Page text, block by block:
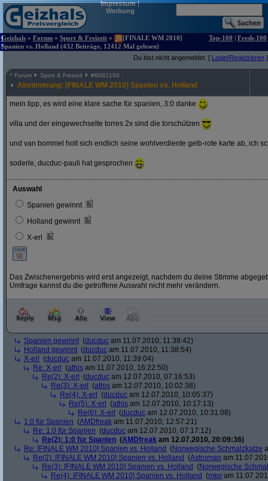
Impressum|
Werbung
Geizhals » Forum » Sport & Freizeit »
[FINALE WM 2010]
Spanien vs. Holland (432 Beiträge, 12412 Mal gelesen)
Top-100 | Fresh-100
Du bist nicht angemeldet. [ Login/Registrieren ]
^ Forum Sport & Freizeit #6082190
Abstimmung: [FINALE WM 2010] Spanien vs. Holland
mein tipp, es wird eine klare sache für spanien, 3:0 danke
villa und der eingewechselte torres 2x sind die torschützen
und van bommel holt sich endlich seine wohlverdiente gelb-rote karte ab, ich
soderle, ducduc-pauli hat gesprochen
Auswahl
Spanien gewinnt
Holland gewinnt
X-erl
Das Zwischenergebnis wird erst angezeigt, nachdem du deine Stimme
Umfrage kannst du die getroffene Auswahl nicht mehr verändern.
Spanien gewinnt (ducduc am 11.07.2010, 11:38:42)
Holland gewinnt (ducduc am 11.07.2010, 11:38:54)
X-erl
(ducduc am 11.07.2010, 11:39:04)
Re: X-erl
(athis am 11.07.2010, 16:22:50)
Re(2): X-erl
(ducduc am 12.07.2010, 07:16:53)
Re(3): X-erl
(athis am 12.07.2010, 10:02:38)
Re(4): X-erl
(ducduc am 12.07.2010, 10:05:37)
Re(5): X-erl
(athis am 12.07.2010, 10:17:13)
Re(6): X-erl
(ducduc am 12.07.2010, 10:31:08)
1:0 für Spanien (AMDfreak am 11.07.2010, 12:57:21)
Re: 1:0 für Spanien (ducduc am 12.07.2010, 07:17:12)
Re(2): 1:0 für Spanien (AMDfreak am 12.07.2010, 20:09:36)
Re: [FINALE WM 2010] Spanien vs. Holland (Norwegische Schmalzkatze
Re(2): [FINALE WM 2010] Spanien vs. Holland (Astroman am
Re(3): [FINALE WM 2010] Spanien vs. Holland (Norwegische
Re(4): [FINALE WM 2010] Spanien vs. Holland (mko am